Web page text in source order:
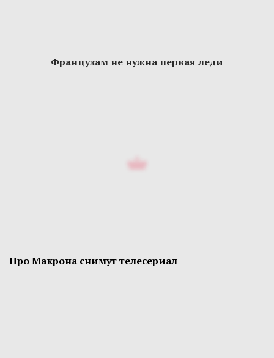
Французам не нужна первая леди
Про Макрона снимут телесериал